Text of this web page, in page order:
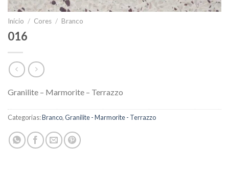
Início / Cores / Branco
016
Granilite – Marmorite – Terrazzo
Categorias:Branco,Granilite - Marmorite - Terrazzo